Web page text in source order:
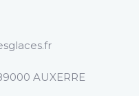
AUXERRE